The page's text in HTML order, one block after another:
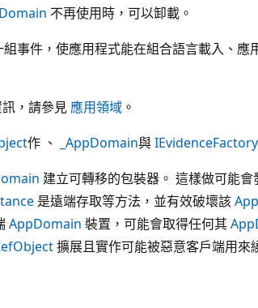
不再使用時，可以卸載。
事件，使應用程式能在組合語言載入、應
，請參見 應用領域 。
作 、 _AppDomain與IEvidenceFactory
建立可轉移的包裝器。 這樣做可能會
是遠端存取等方法，並有效破壞該
AppDomain 裝置，可能會取得任何其
擴展且實作可能被惡意客戶端用來